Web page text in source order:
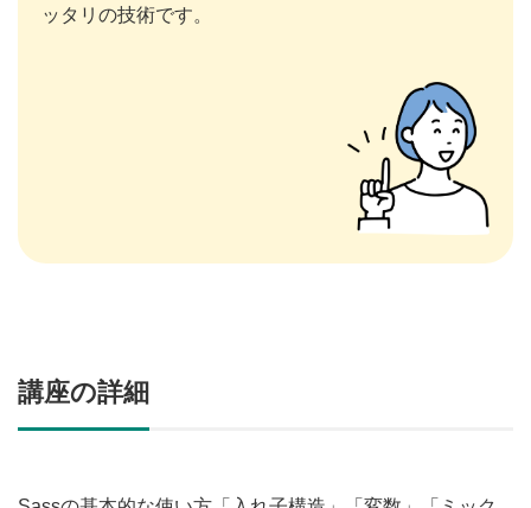
ッタリの技術です。
講座の詳細